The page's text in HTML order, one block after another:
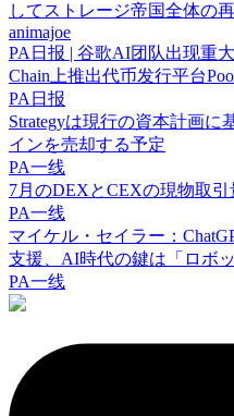
してストレージ帝国全体の
animajoe
PA日报 | 谷歌AI团队出现重
Chain上推出代币发行平台
PA日报
Strategyは現行の資本計画に
インを売却する予定
PA一线
7月のDEXとCEXの現物取
PA一线
マイケル・セイラー：
支援、AI時代の鍵は「ロボ
PA一线